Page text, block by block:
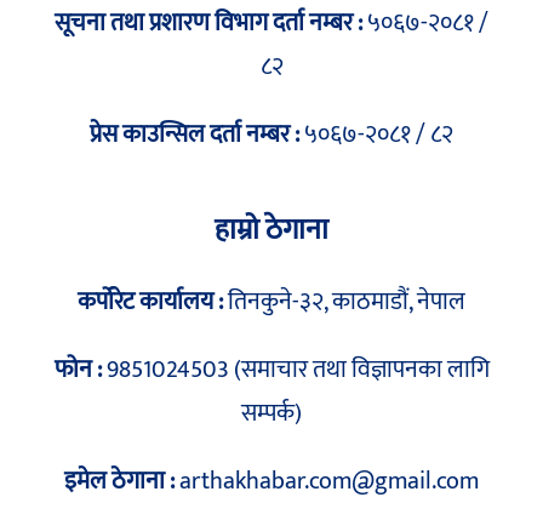
सूचना तथा प्रशारण विभाग दर्ता नम्बर :५०६७-२०८१ /
८२
प्रेस काउन्सिल दर्ता नम्बर :५०६७-२०८१ / ८२
हाम्रो ठेगाना
कर्पोरेट कार्यालय :तिनकुने-३२, काठमाडौं, नेपाल
फोन :9851024503 (समाचार तथा विज्ञापनका लागि
सम्पर्क)
इमेल ठेगाना :arthakhabar.com@gmail.com